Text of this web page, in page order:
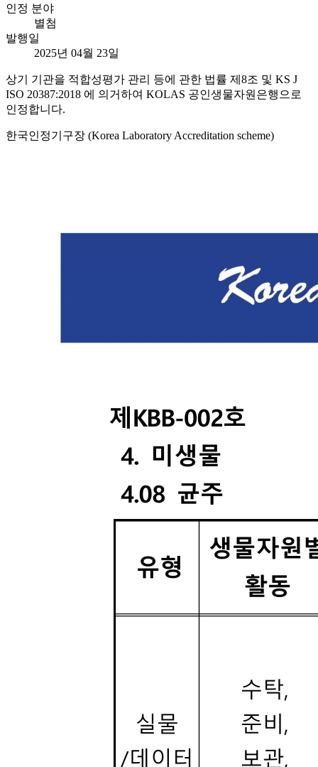
인정 분야
별첨
발행일
2025년 04월 23일
상기 기관을 적합성평가 관리 등에 관한 법률 제8조 및 KS J
ISO 20387:2018 에 의거하여 KOLAS 공인생물자원은행으로
인정합니다.
한국인정기구장 (Korea Laboratory Accreditation scheme)